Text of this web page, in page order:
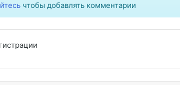
чтобы добавлять комментарии